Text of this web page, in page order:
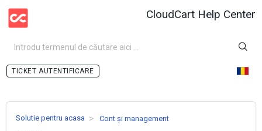
CloudCart Help Center
AUTENTIFICARE
Solutie pentru acasa Cont și management